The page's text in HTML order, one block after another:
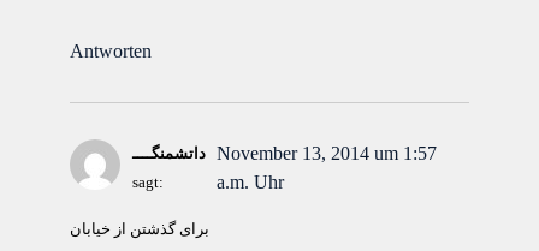
Antworten
داتشمنگــــ
sagt:
November 13, 2014 um 1:57
a.m. Uhr
برای گذشتن از خیابان